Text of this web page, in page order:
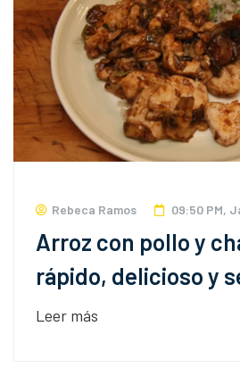
Rebeca Ramos 09:50 PM,
Arroz con pollo y
rápido, delicioso y
Leer más